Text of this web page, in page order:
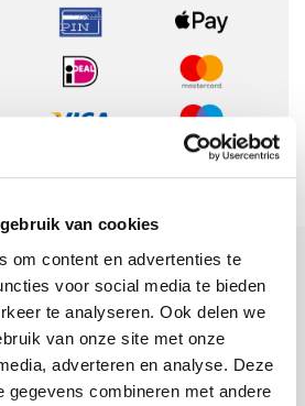
van cookies
om content en advertenties te
voor social media te bieden
te analyseren. Ook delen we
van onze site met onze
adverteren en analyse. Deze
gegevens combineren met andere
specialist
in huis